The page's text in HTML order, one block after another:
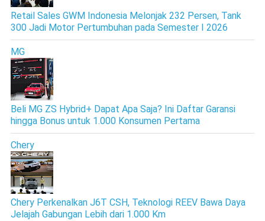
Retail Sales GWM Indonesia Melonjak 232 Persen, Tank
300 Jadi Motor Pertumbuhan pada Semester I 2026
MG
Beli MG ZS Hybrid+ Dapat Apa Saja? Ini Daftar Garansi
hingga Bonus untuk 1.000 Konsumen Pertama
Chery
Chery Perkenalkan J6T CSH, Teknologi REEV Bawa Daya
Jelajah Gabungan Lebih dari 1.000 Km